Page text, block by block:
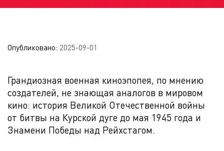
Опубликовано: 2025-09-01
Грандиозная военная киноэпопея, по мнению
создателей, не знающая аналогов в мировом
кино: история Великой Отечественной войны
от битвы на Курской дуге до мая 1945 года и
Знамени Победы над Рейхстагом.